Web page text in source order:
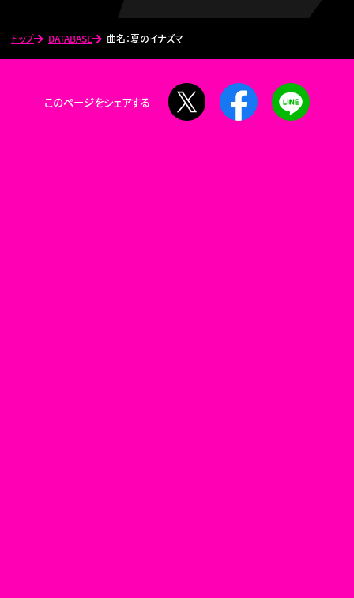
トップ DATABASE 曲名：夏のイナズマ
このページをシェアする
Facebook